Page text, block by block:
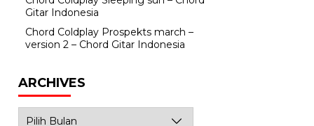
Gitar Indonesia
Chord Coldplay Prospekts march –
version 2 – Chord Gitar Indonesia
ARCHIVES